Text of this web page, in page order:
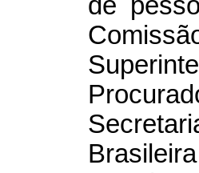
de